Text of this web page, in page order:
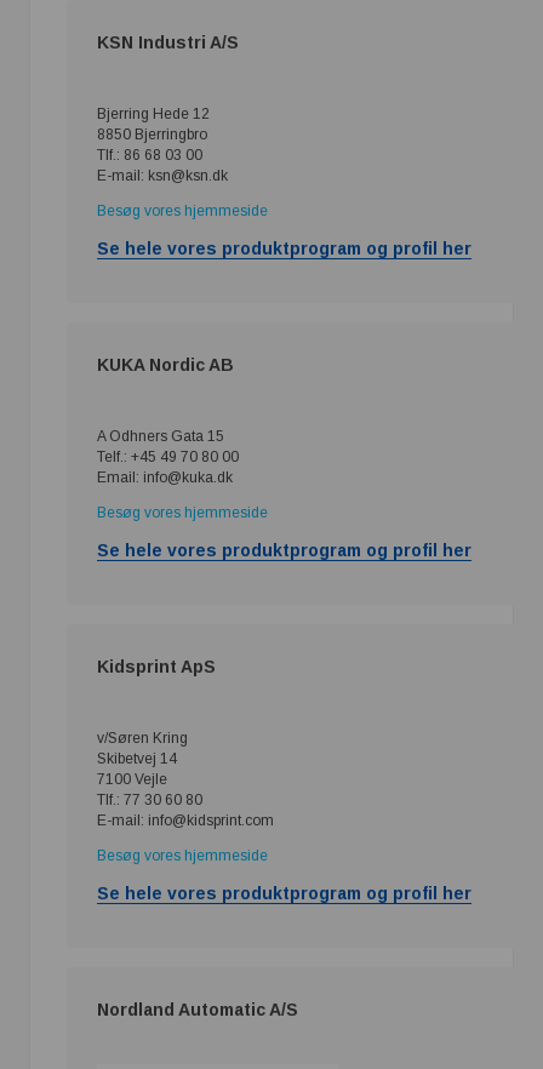
KSN Industri A/S
Bjerring Hede 12
8850 Bjerringbro
Tlf.: 86 68 03 00
E-mail: ksn@ksn.dk
Besøg vores hjemmeside
Se hele vores produktprogram og profil her
KUKA Nordic AB
A Odhners Gata 15
Telf.: +45 49 70 80 00
Email: info@kuka.dk
Besøg vores hjemmeside
Se hele vores produktprogram og profil her
Kidsprint ApS
v/Søren Kring
Skibetvej 14
7100 Vejle
Tlf.: 77 30 60 80
E-mail: info@kidsprint.com
Besøg vores hjemmeside
Se hele vores produktprogram og profil her
Nordland Automatic A/S